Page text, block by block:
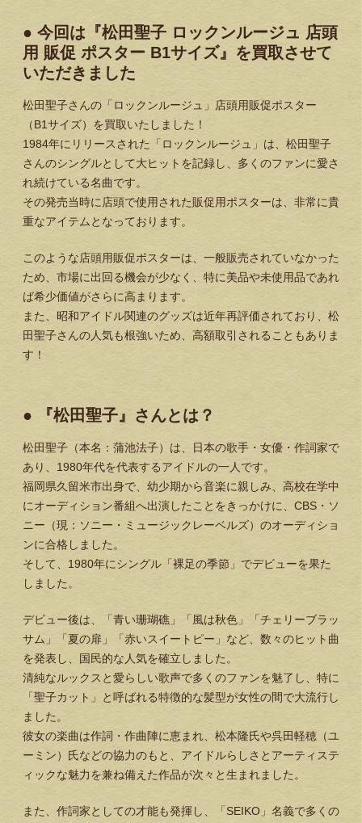
● 今回は『松田聖子 ロックンルージュ 店頭
用 販促 ポスター B1サイズ』を買取させて
いただきました
松田聖子さんの「ロックンルージュ」店頭用販促ポスター
（B1サイズ）を買取いたしました！
1984年にリリースされた「ロックンルージュ」は、松田聖子
さんのシングルとして大ヒットを記録し、多くのファンに愛さ
れ続けている名曲です。
その発売当時に店頭で使用された販促用ポスターは、非常に貴
重なアイテムとなっております。
このような店頭用販促ポスターは、一般販売されていなかった
ため、市場に出回る機会が少なく、特に美品や未使用品であれ
ば希少価値がさらに高まります。
また、昭和アイドル関連のグッズは近年再評価されており、松
田聖子さんの人気も根強いため、高額取引されることもありま
す！
● 『松田聖子』さんとは？
松田聖子（本名：蒲池法子）は、日本の歌手・女優・作詞家で
あり、1980年代を代表するアイドルの一人です。
福岡県久留米市出身で、幼少期から音楽に親しみ、高校在学中
にオーディション番組へ出演したことをきっかけに、CBS・ソ
ニー（現：ソニー・ミュージックレーベルズ）のオーディショ
ンに合格しました。
そして、1980年にシングル「裸足の季節」でデビューを果た
しました。
デビュー後は、「青い珊瑚礁」「風は秋色」「チェリーブラッ
サム」「夏の扉」「赤いスイートピー」など、数々のヒット曲
を発表し、国民的な人気を確立しました。
清純なルックスと愛らしい歌声で多くのファンを魅了し、特に
「聖子カット」と呼ばれる特徴的な髪型が女性の間で大流行し
ました。
彼女の楽曲は作詞・作曲陣に恵まれ、松本隆氏や呉田軽穂（ユ
ーミン）氏などの協力のもと、アイドルらしさとアーティステ
ィックな魅力を兼ね備えた作品が次々と生まれました。
また、作詞家としての才能も発揮し、「SEIKO」名義で多くの